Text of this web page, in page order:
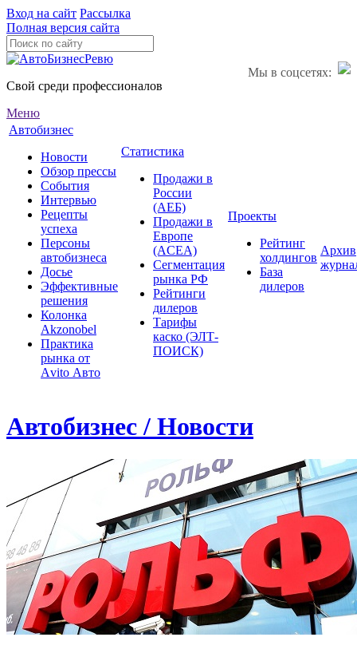
Вход на сайт Рассылка
Полная версия сайта
Мы в соцсетях:
Свой среди профессионалов
Меню
Автобизнес
Новости
Обзор прессы
События
Интервью
Рецепты
успеха
Персоны
автобизнеса
Досье
Эффективные
решения
Колонка
Akzonobel
Практика
рынка от
Аvito Авто
Статистика
Продажи в
России
(АЕБ)
Продажи в
Европе
(ACEA)
Сегментация
рынка РФ
Рейтинги
дилеров
Тарифы
каско (ЭЛТ-
ПОИСК)
Проекты
Рейтинг
холдингов
База
дилеров
Архив
Автобизнес / Новости